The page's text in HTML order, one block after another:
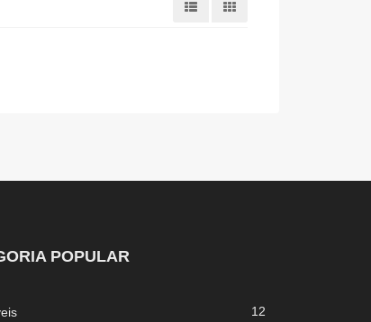
POPULAR
12